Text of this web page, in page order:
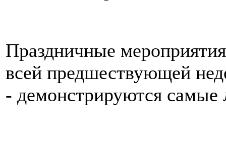
Праздничные
всей предшествующей
- демонстрируются